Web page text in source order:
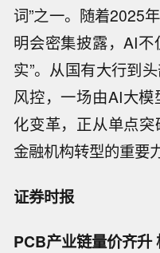
词”之一。随着2025
明会密集披露，AI不
实”。从国有大行到
风控，一场由AI大
化变革，正从单点
金融机构转型的重要
证券时报
PCB产业链量价齐升